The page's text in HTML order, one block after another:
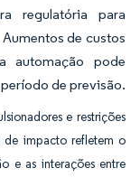
regulatória para
de custos
automação pode
de previsão.
e restrições
de impacto refletem o
e as interações entre